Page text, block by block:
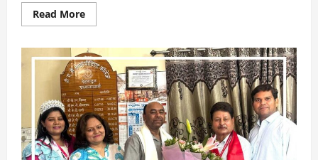
Read MoreRead
more
जांच
नहीं
करा
रहे
यात्री,
बदरीनाथ
पहुंचते
ही
बिगड़
रही
तबीयत